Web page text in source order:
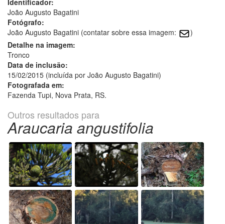
Identificador:
João Augusto Bagatini
Fotógrafo:
João Augusto Bagatini (contatar sobre essa imagem:
)
Detalhe na imagem:
Tronco
Data de inclusão:
15/02/2015 (incluída por João Augusto Bagatini)
Fotografada em:
Fazenda Tupi, Nova Prata, RS.
Outros resultados para
Araucaria angustifolia